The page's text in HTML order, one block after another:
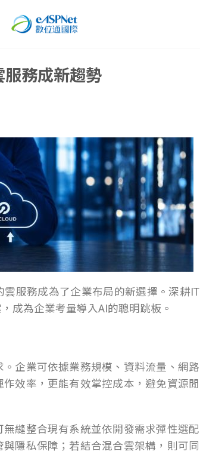
務成新趨勢
服務成為了企業布局的新選擇。深耕IT
成為企業考量導入AI的聰明跳板。
企業可依據業務規模、資料流量、網路
效率，更能有效掌控成本，避免資源閒
縫整合現有系統並依開發需求彈性選配
隱私保障；若結合混合雲架構，則可同